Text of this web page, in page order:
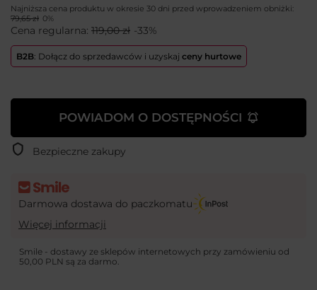
Najniższa cena produktu w okresie 30 dni przed wprowadzeniem obniżki:
79,65 zł 0%
Cena regularna: 119,00 zł -33%
B2B: Dołącz do sprzedawców i uzyskaj ceny hurtowe
POWIADOM O DOSTĘPNOŚCI
Bezpieczne zakupy
Darmowa dostawa do paczkomatu
Więcej informacji
Smile - dostawy ze sklepów internetowych przy zamówieniu od
50,00 PLN są za darmo.